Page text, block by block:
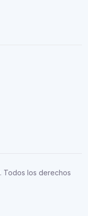
. Todos los derechos